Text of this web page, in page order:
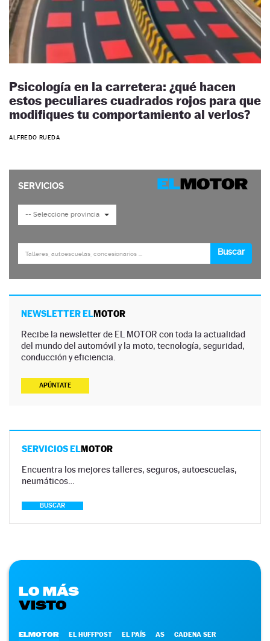
Psicología en la carretera: ¿qué hacen
estos peculiares cuadrados rojos para que
modifiques tu comportamiento al verlos?
ALFREDO RUEDA
NEWSLETTER ELMOTOR
Recibe la newsletter de EL MOTOR con toda la actualidad
del mundo del automóvil y la moto, tecnología, seguridad,
conducción y eficiencia.
APÚNTATE
SERVICIOS ELMOTOR
Encuentra los mejores talleres, seguros, autoescuelas,
neumáticos…
BUSCAR
LO MÁS
VISTO
ELMOTOR EL HUFFPOST EL PAÍS AS CADENA SER